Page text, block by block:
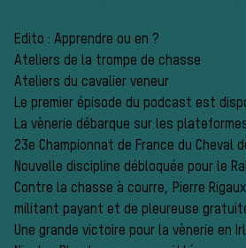
Les
Les
Les
Les chevaux
Edito : Apprendre ou en ?
Ateliers de la trompe de chasse
Ateliers du cavalier veneur
Le premier épisode du podcast est
La vènerie débarque sur les
23e Championnat de France du Cheval
Nouvelle discipline débloquée pour le
Contre la chasse à courre, Pierre
militant payant et de pleureuse
Une grande victoire pour la vènerie en